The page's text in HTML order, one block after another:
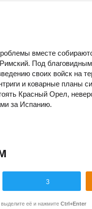
вместе
Под
своих войск на
и коварные планы
Красный Орел,
за Испанию.
3
её и нажмите Ctrl+Enter